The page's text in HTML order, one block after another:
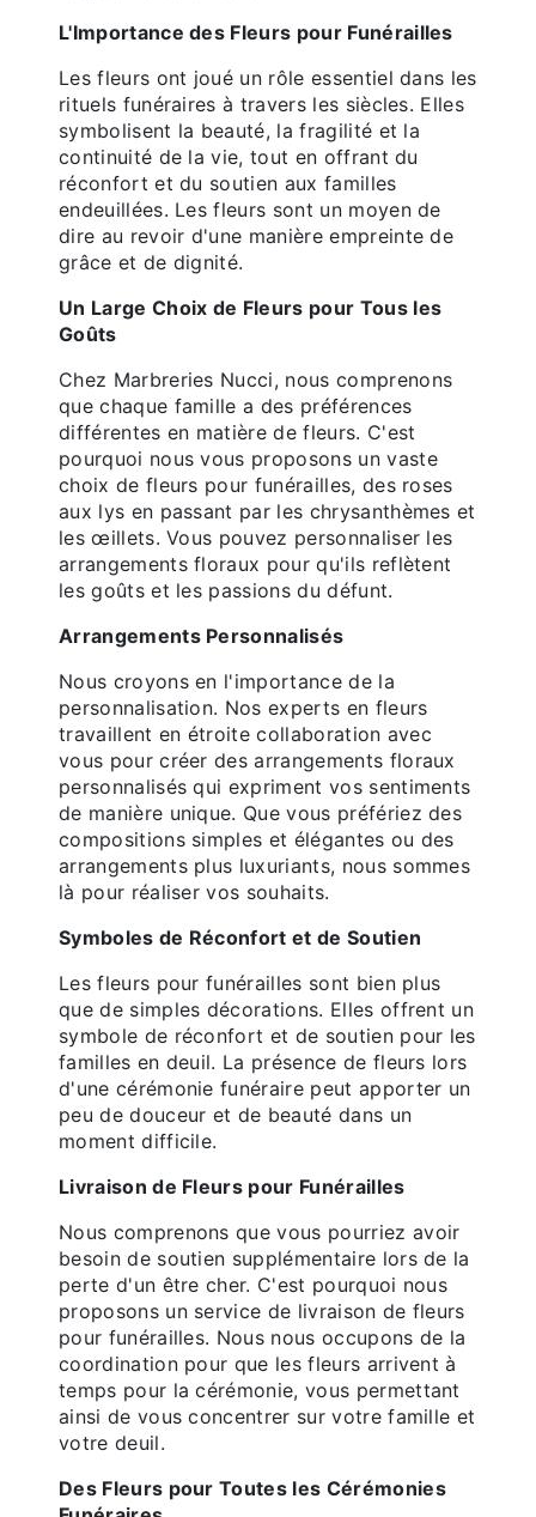
L'Importance des Fleurs pour Funérailles
Les fleurs ont joué un rôle essentiel dans les
rituels funéraires à travers les siècles. Elles
symbolisent la beauté, la fragilité et la
continuité de la vie, tout en offrant du
réconfort et du soutien aux familles
endeuillées. Les fleurs sont un moyen de
dire au revoir d'une manière empreinte de
grâce et de dignité.
Un Large Choix de Fleurs pour Tous les
Goûts
Chez Marbreries Nucci, nous comprenons
que chaque famille a des préférences
différentes en matière de fleurs. C'est
pourquoi nous vous proposons un vaste
choix de fleurs pour funérailles, des roses
aux lys en passant par les chrysanthèmes et
les œillets. Vous pouvez personnaliser les
arrangements floraux pour qu'ils reflètent
les goûts et les passions du défunt.
Arrangements Personnalisés
Nous croyons en l'importance de la
personnalisation. Nos experts en fleurs
travaillent en étroite collaboration avec
vous pour créer des arrangements floraux
personnalisés qui expriment vos sentiments
de manière unique. Que vous préfériez des
compositions simples et élégantes ou des
arrangements plus luxuriants, nous sommes
là pour réaliser vos souhaits.
Symboles de Réconfort et de Soutien
Les fleurs pour funérailles sont bien plus
que de simples décorations. Elles offrent un
symbole de réconfort et de soutien pour les
familles en deuil. La présence de fleurs lors
d'une cérémonie funéraire peut apporter un
peu de douceur et de beauté dans un
moment difficile.
Livraison de Fleurs pour Funérailles
Nous comprenons que vous pourriez avoir
besoin de soutien supplémentaire lors de la
perte d'un être cher. C'est pourquoi nous
proposons un service de livraison de fleurs
pour funérailles. Nous nous occupons de la
coordination pour que les fleurs arrivent à
temps pour la cérémonie, vous permettant
ainsi de vous concentrer sur votre famille et
votre deuil.
Des Fleurs pour Toutes les Cérémonies